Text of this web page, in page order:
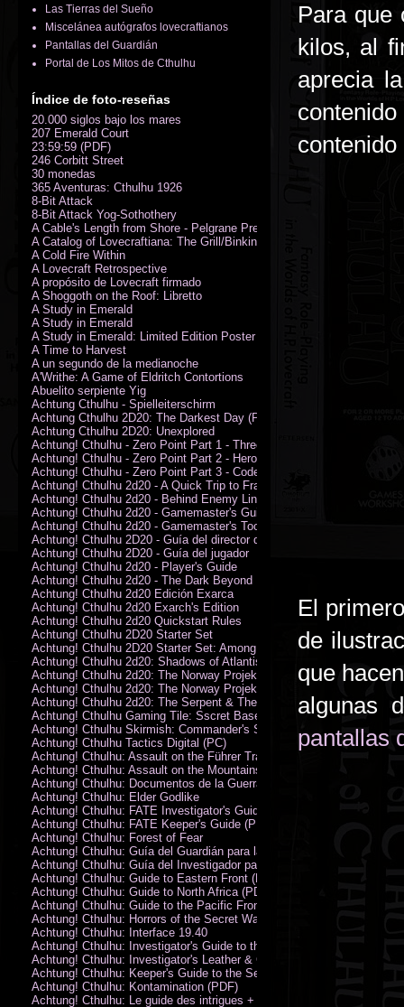
Para que
kilos, al
aprecia
El
de
que
algunas
pantallas
Las Tierras del Sueño
Miscelánea autógrafos lovecraftianos
Pantallas del Guardián
Portal de Los Mitos de Cthulhu
Índice de foto-reseñas
20.000 siglos bajo los mares
207 Emerald Court
23:59:59 (PDF)
246 Corbitt Street
30 monedas
365 Aventuras: Cthulhu 1926
8-Bit Attack
8-Bit Attack Yog-Sothothery
A Cable's Length from Shore - Pelgrane Press' FreeRPG 2018 (PDF)
A Catalog of Lovecraftiana: The Grill/Binkin Collection
A Cold Fire Within
A Lovecraft Retrospective
A propósito de Lovecraft firmado
A Shoggoth on the Roof: Libretto
A Study in Emerald
A Study in Emerald
A Study in Emerald: Limited Edition Poster (Neil Gaiman)
A Time to Harvest
A un segundo de la medianoche
A'Writhe: A Game of Eldritch Contortions
Abuelito serpiente Yig
Achtung Cthulhu - Spielleiterschirm
Achtung Cthulhu 2D20: The Darkest Day (PDF)
Achtung Cthulhu 2D20: Unexplored
Achtung! Cthulhu - Zero Point Part 1 - Three Kings
Achtung! Cthulhu - Zero Point Part 2 - Heroes of the Sea
Achtung! Cthulhu - Zero Point Part 3 - Code of Honour (PDF)
Achtung! Cthulhu 2d20 - A Quick Trip to France (PDF)
Achtung! Cthulhu 2d20 - Behind Enemy Lines
Achtung! Cthulhu 2d20 - Gamemaster's Guide
Achtung! Cthulhu 2d20 - Gamemaster's Toolkit
Achtung! Cthulhu 2D20 - Guía del director de juego
Achtung! Cthulhu 2D20 - Guía del jugador
Achtung! Cthulhu 2d20 - Player's Guide
Achtung! Cthulhu 2d20 - The Dark Beyond
Achtung! Cthulhu 2d20 Edición Exarca
Achtung! Cthulhu 2d20 Exarch's Edition
Achtung! Cthulhu 2d20 Quickstart Rules
Achtung! Cthulhu 2D20 Starter Set
Achtung! Cthulhu 2D20 Starter Set: Among the Wolves (PDF)
Achtung! Cthulhu 2d20: Shadows of Atlantis
Achtung! Cthulhu 2d20: The Norway Projekt
Achtung! Cthulhu 2d20: The Norway Projekt (PDF)
Achtung! Cthulhu 2d20: The Serpent & The Sands
Achtung! Cthulhu Gaming Tile: Sscret Base & Icy Ruins
Achtung! Cthulhu Skirmish: Commander's Set
Achtung! Cthulhu Tactics Digital (PC)
Achtung! Cthulhu: Assault on the Führer Train
Achtung! Cthulhu: Assault on the Mountains of Madness
Achtung! Cthulhu: Documentos de la Guerra Secreta
Achtung! Cthulhu: Elder Godlike
Achtung! Cthulhu: FATE Investigator's Guide (PDF)
Achtung! Cthulhu: FATE Keeper's Guide (PDF)
Achtung! Cthulhu: Forest of Fear
Achtung! Cthulhu: Guía del Guardián para la Guerra Secreta
Achtung! Cthulhu: Guía del Investigador para la Guerra Secreta
Achtung! Cthulhu: Guide to Eastern Front (PDF)
Achtung! Cthulhu: Guide to North Africa (PDF)
Achtung! Cthulhu: Guide to the Pacific Front
Achtung! Cthulhu: Horrors of the Secret War
Achtung! Cthulhu: Interface 19.40
Achtung! Cthulhu: Investigator's Guide to the Secret War
Achtung! Cthulhu: Investigator's Leather & Canvas Bag
Achtung! Cthulhu: Keeper's Guide to the Secret War
Achtung! Cthulhu: Kontamination (PDF)
Achtung! Cthulhu: Le guide des intrigues + ecran